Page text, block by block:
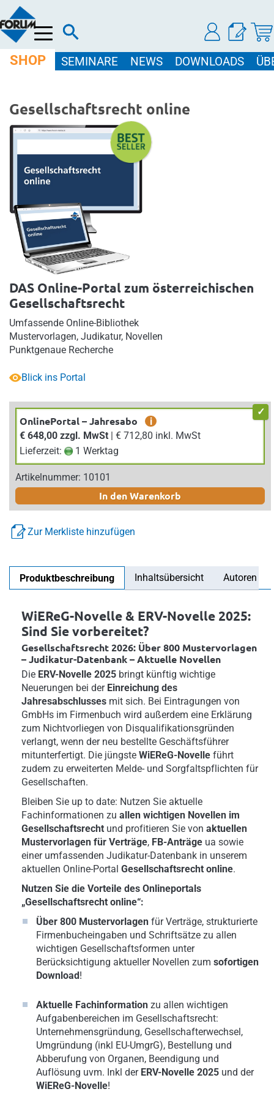
Menü
SHOP SEMINARE NEWS DOWNLOADS
Gesellschaftsrecht online
DAS Online-Portal zum österreichischen
Gesellschaftsrecht
Umfassende Online-Bibliothek
Mustervorlagen, Judikatur, Novellen
Punktgenaue Recherche
Blick ins Portal
OnlinePortal – Jahresabo
i
€ 648,00 zzgl. MwSt
| € 712,80 inkl. MwSt
Lieferzeit:
1 Werktag
Artikelnummer: 10101
In den Warenkorb
Zur Merkliste hinzufügen
Produktbeschreibung Inhaltsübersicht Autoren
WiEReG-Novelle & ERV-Novelle 2025:
Sind Sie vorbereitet?
Gesellschaftsrecht 2026: Über 800 Mustervorlagen
– Judikatur-Datenbank – Aktuelle Novellen
Die ERV-Novelle 2025 bringt künftig wichtige
Neuerungen bei der Einreichung des
Jahresabschlusses mit sich. Bei Eintragungen von
GmbHs im Firmenbuch wird außerdem eine Erklärung
zum Nichtvorliegen von Disqualifikationsgründen
verlangt, wenn der neu bestellte Geschäftsführer
mitunterfertigt. Die jüngste WiEReG-Novelle führt
zudem zu erweiterten Melde- und Sorgfaltspflichten für
Gesellschaften.
Bleiben Sie up to date: Nutzen Sie aktuelle
Fachinformationen zu allen wichtigen Novellen im
Gesellschaftsrecht und profitieren Sie von aktuellen
Mustervorlagen für Verträge, FB-Anträge ua sowie
einer umfassenden Judikatur-Datenbank in unserem
aktuellen Online-Portal Gesellschaftsrecht online.
Nutzen Sie die Vorteile des Onlineportals
„Gesellschaftsrecht online“:
Über 800 Mustervorlagen für Verträge, strukturierte
Firmenbucheingaben und Schriftsätze zu allen
wichtigen Gesellschaftsformen unter
Berücksichtigung aktueller Novellen zum sofortigen
Download!
Aktuelle Fachinformation zu allen wichtigen
Aufgabenbereichen im Gesellschaftsrecht:
Unternehmensgründung, Gesellschafterwechsel,
Umgründung (inkl EU-UmgrG), Bestellung und
Abberufung von Organen, Beendigung und
Auflösung uvm. Inkl der ERV-Novelle 2025 und der
WiEReG-Novelle!